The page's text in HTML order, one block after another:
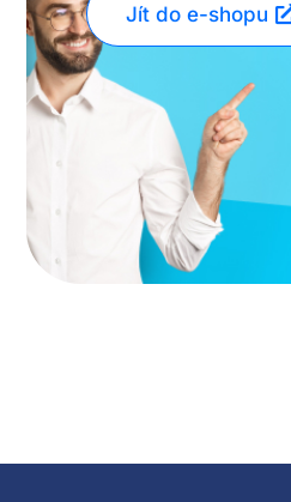
Jít do e-shopu